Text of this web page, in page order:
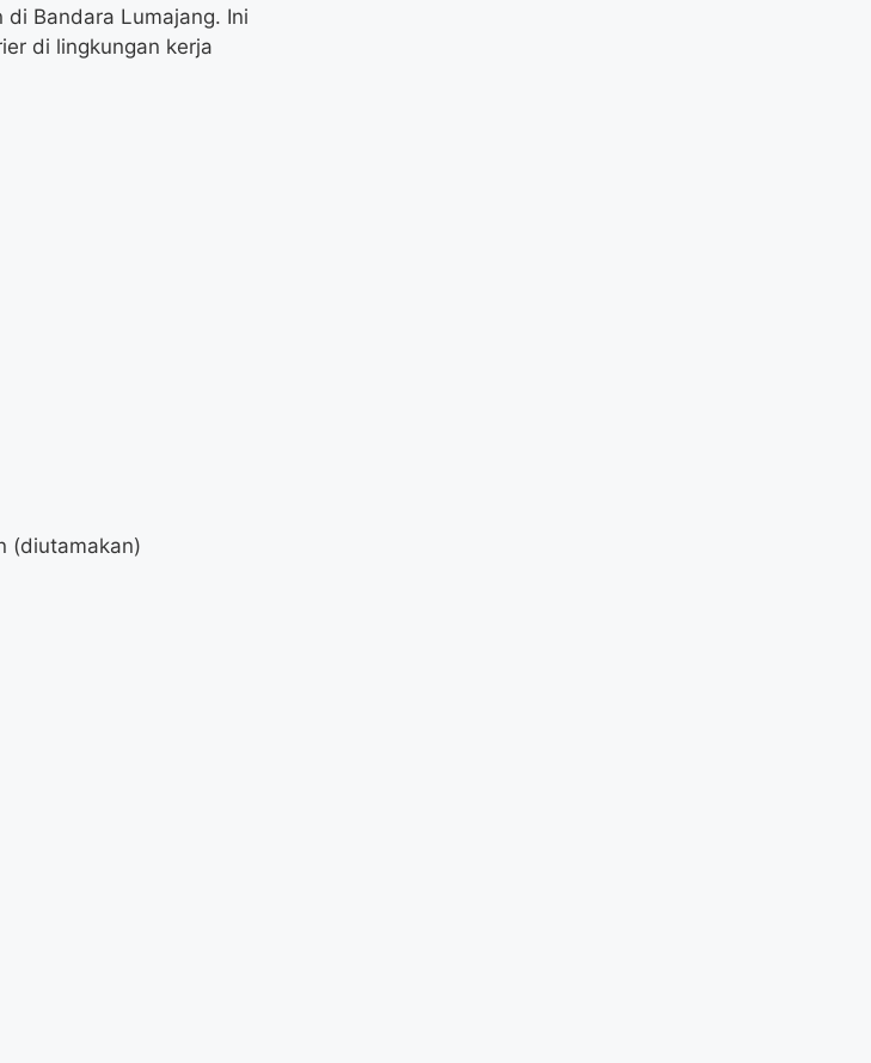
Bandara Lumajang. Ini
di lingkungan kerja
(diutamakan)